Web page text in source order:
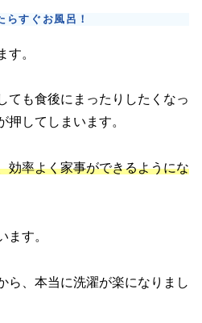
すぐお風呂！
す。
ても食後にまったりしたくなっ
押してしまいます。
効率よく家事ができるようにな
ます。
ら、本当に洗濯が楽になりまし